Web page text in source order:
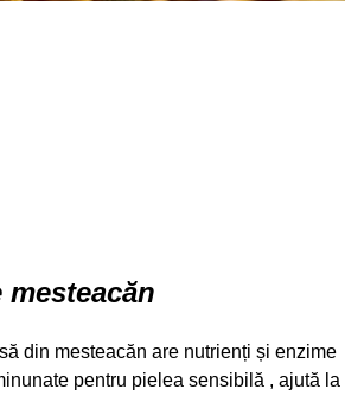
mesteacăn
din mesteacăn are nutrienți și enzime
pentru pielea sensibilă , ajută la